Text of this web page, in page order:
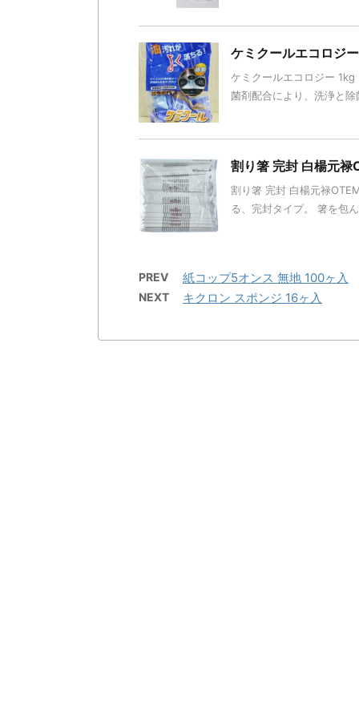
ケミクールエコロジ
ケミクールエコロジー
菌剤配合により、洗浄と
割り箸 完封 白楊元禄
割り箸 完封 白楊元禄
る、完封タイプ。 箸を包
PREV 紙コップ5オンス 無地 100ヶ入
NEXT キクロン スポンジ 16ヶ入